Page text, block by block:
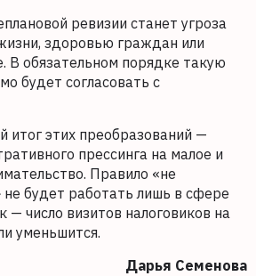
ревизии станет угроза
здоровью граждан или
обязательном порядке такую
будет согласовать с
итог этих преобразований —
прессинга на малое и
Правило «не
будет работать лишь в сфере
— число визитов налоговиков на
уменьшится.
Дарья Семенова